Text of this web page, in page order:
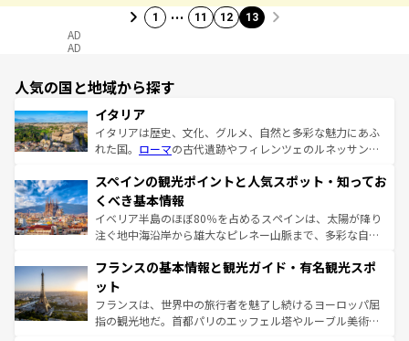
1 … 11 12 13
AD
AD
人気の国と地域から探す
イタリア
イタリアは歴史、文化、グルメ、自然と多彩な魅力にあふ
れた国。 ローマの古代遺跡やフィレンツェのルネッサンス
ろん、トスカーナの美しい田園風景やアマルフィ海岸の絶
景など、自然景観も見逃せない。観光の合間には、本場の
ピザやパスタなど、絶品のイタリア料理を堪能することも
できる。朝目覚めてから夜眠るまで、すべての瞬間を楽し
なお、新着のイタリア情報はコンテンツ一覧を参照してほ
しい。
スペインの観光ポイントと人気スポット・知ってお
くべき基本情報
イベリア半島のほぼ80％を占めるスペインは、太陽が降り
注ぐ地中海沿岸から雄大なピレネー山脈まで、多彩な自然
文化が根付くこの国では、情熱的なフラメンコ、熱気あふ
れる闘牛、そして美味しいタパスが生活の一部となってい
る。首都マドリードの洗練された雰囲気や、バルセロナの
アートに溢れた街角から、地方では古代ローマ遺跡や中世
フランスの基本情報と観光ガイド・有名観光スポ
ット
フランスは、世界中の旅行者を魅了し続けるヨーロッパ屈
指の観光地だ。首都パリのエッフェル塔やルーブル美術館